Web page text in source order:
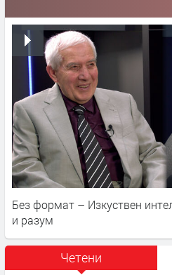
Без формат – Изкуствен
и разум
Четени